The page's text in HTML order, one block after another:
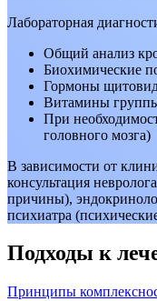
Лабораторная
Общий анализ
Биохимические
Гормоны
Витамины
При
головного мозга)
В зависимости от
консультация
причины),
психиатра
Подходы к
Принципы